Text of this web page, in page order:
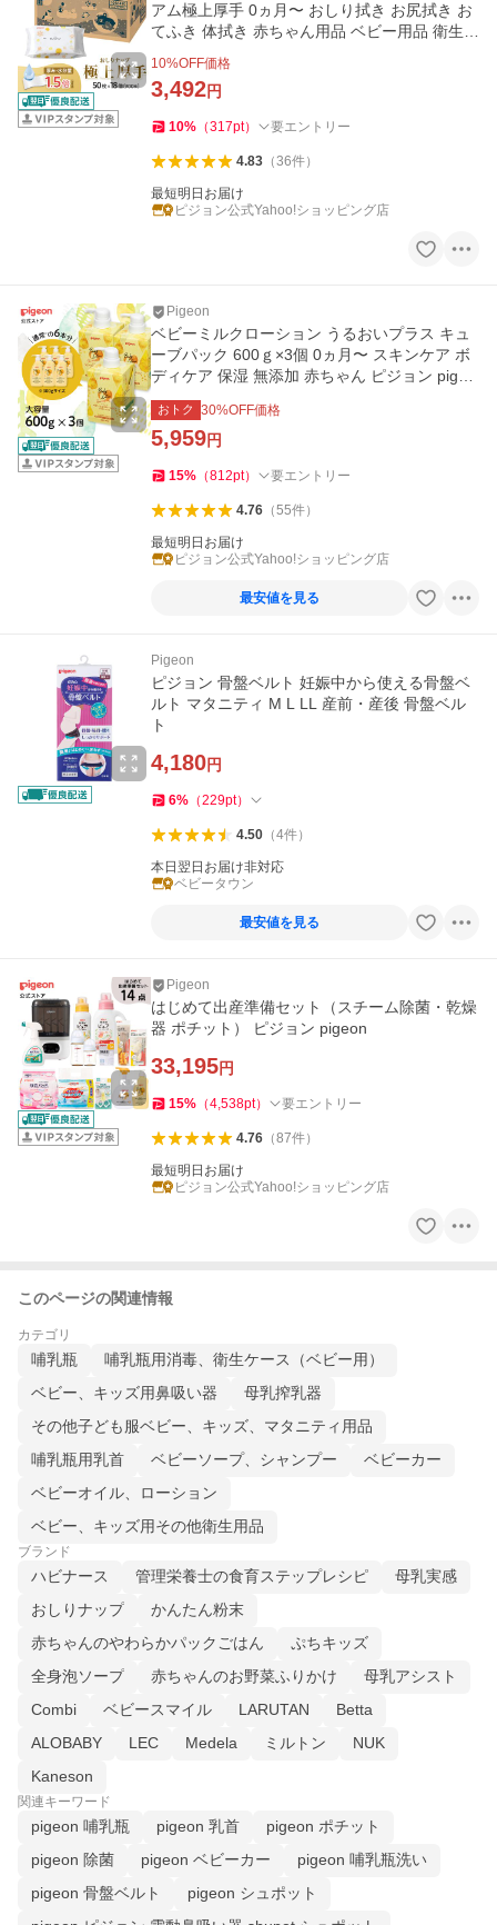
アム極上厚手 0ヵ月〜 おしり拭き お尻拭き お
てふき 体拭き 赤ちゃん用品 ベビー用品 衛生用
10%OFF価格
3,492円
10% （317pt） 要エントリー
4.83（36件）
最短明日お届け
ピジョン公式Yahoo!ショッピング店
Pigeon
ベビーミルクローション うるおいプラス キュ
ーブパック 600ｇ×3個 0ヵ月〜 スキンケア ボ
ディケア 保湿 無添加 赤ちゃん ピジョン pigeo
n
おトク 30%OFF価格
5,959円
15% （812pt） 要エントリー
4.76（55件）
最短明日お届け
ピジョン公式Yahoo!ショッピング店
最安値を見る
Pigeon
ピジョン 骨盤ベルト 妊娠中から使える骨盤ベ
ルト マタニティ M L LL 産前・産後 骨盤ベル
ト
4,180円
6% （229pt）
4.50（4件）
本日翌日お届け非対応
ベビータウン
最安値を見る
Pigeon
はじめて出産準備セット（スチーム除菌・乾燥
器 ポチット） ピジョン pigeon
33,195円
15% （4,538pt） 要エントリー
4.76（87件）
最短明日お届け
ピジョン公式Yahoo!ショッピング店
このページの関連情報
カテゴリ
哺乳瓶
哺乳瓶用消毒、衛生ケース（ベビー用）
ベビー、キッズ用鼻吸い器
母乳搾乳器
その他子ども服ベビー、キッズ、マタニティ用品
哺乳瓶用乳首
ベビーソープ、シャンプー
ベビーカー
ベビーオイル、ローション
ベビー、キッズ用その他衛生用品
ブランド
ハビナース 管理栄養士の食育ステップレシピ
母乳実感
おしりナップ
かんたん粉末
赤ちゃんのやわらかパックごはん
ぷちキッズ
全身泡ソープ
赤ちゃんのお野菜ふりかけ
母乳アシスト
Combi
ベビースマイル LARUTAN
Betta
ALOBABY
LEC Medela ミルトン
NUK
Kaneson
関連キーワード
pigeon 哺乳瓶 pigeon 乳首
pigeon ポチット
pigeon 除菌
pigeon ベビーカー
pigeon 哺乳瓶洗い
pigeon 骨盤ベルト
pigeon シュポット